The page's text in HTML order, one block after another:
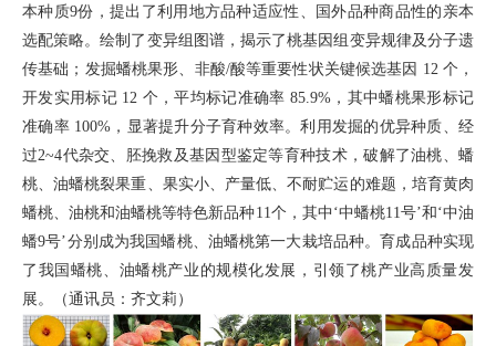
本种质9份，提出了利用地方品种适应性、国外品种商品性的亲本
选配策略。绘制了变异组图谱，揭示了桃基因组变异规律及分子遗
传基础；发掘蟠桃果形、非酸/酸等重要性状关键候选基因 12 个，
开发实用标记 12 个，平均标记准确率 85.9%，其中蟠桃果形标记
准确率 100%，显著提升分子育种效率。利用发掘的优异种质、经
过2~4代杂交、胚挽救及基因型鉴定等育种技术，破解了油桃、蟠
桃、油蟠桃裂果重、果实小、产量低、不耐贮运的难题，培育黄肉
蟠桃、油桃和油蟠桃等特色新品种11个，其中‘中蟠桃11号’和‘中油
蟠9号’分别成为我国蟠桃、油蟠桃第一大栽培品种。育成品种实现
了我国蟠桃、油蟠桃产业的规模化发展，引领了桃产业高质量发
展。（通讯员：齐文莉）